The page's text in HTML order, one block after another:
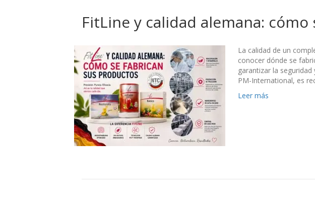
FitLine y calidad alemana:
La calidad de un
conocer dónde se
garantizar la
PM-International, es
Leer más